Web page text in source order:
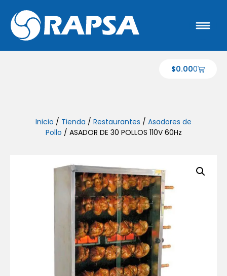
$0.000
Inicio / Tienda / Restaurantes / Asadores de
Pollo / ASADOR DE 30 POLLOS 110V 60Hz